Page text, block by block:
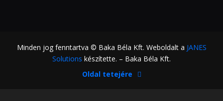
Minden jog fenntartva © Baka Béla Kft. Weboldalt a JANES
Solutions készítette. – Baka Béla Kft.
Oldal tetejére